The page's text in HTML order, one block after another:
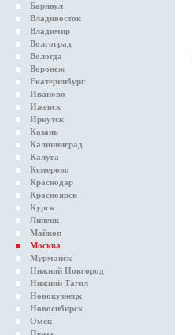
Барнаул
Владивосток
Владимир
Волгоград
Вологда
Воронеж
Екатеринбург
Иваново
Ижевск
Иркутск
Казань
Калининград
Калуга
Кемерово
Краснодар
Красноярск
Курск
Липецк
Майкоп
Москва
Мурманск
Нижний Новгород
Нижний Тагил
Новокузнецк
Новосибирск
Омск